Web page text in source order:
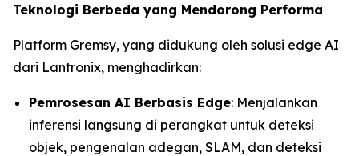
Teknologi Berbeda yang Mendorong Performa
Platform Gremsy, yang didukung oleh solusi edge AI
dari Lantronix, menghadirkan:
Pemrosesan AI Berbasis Edge: Menjalankan
inferensi langsung di perangkat untuk deteksi
objek, pengenalan adegan, SLAM, dan deteksi